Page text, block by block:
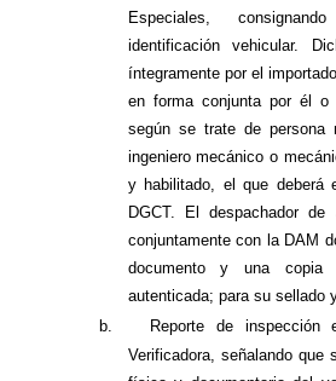
Especiales,
identificación vehicular.
íntegramente por el
en forma conjunta por él o
según se trate de
ingeniero mecánico o
y habilitado, el que deberá
DGCT. El despachador de
conjuntamente con la DAM
documento y una copia
autenticada; para su sellado
b.
Reporte de inspección
Verificadora, señalando que